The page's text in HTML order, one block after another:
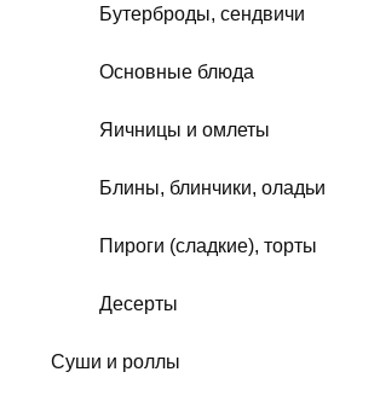
Бутерброды, сендвичи
Основные блюда
Яичницы и омлеты
Блины, блинчики, оладьи
Пироги (сладкие), торты
Десерты
Суши и роллы